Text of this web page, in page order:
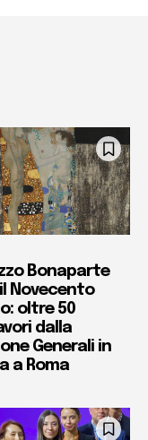
Bonaparte
Novecento
oltre 50
dalla
Generali in
a Roma